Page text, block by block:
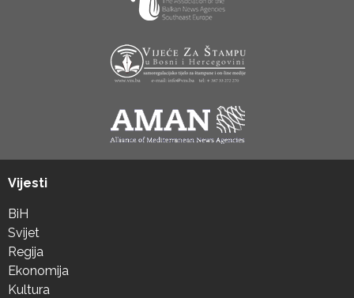
Vijesti
BiH
Svijet
Regija
Ekonomija
Kultura